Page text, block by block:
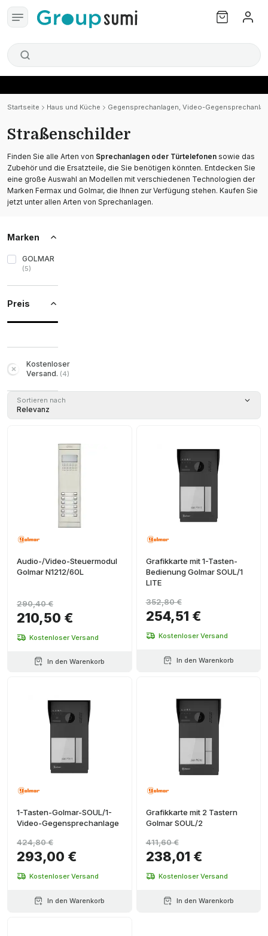
Startseite Haus und Küche Gegensprechanlagen, Video-
Straßenschilder
Finden Sie alle Arten von Sprechanlagen oder Türtelefonen sowie das
Zubehör und die Ersatzteile, die Sie benötigen könnten. Entdecken Sie
eine große Auswahl an Modellen mit verschiedenen Technologien der
Marken Fermax und Golmar, die Ihnen zur Verfügung stehen. Kaufen Sie
jetzt unter allen Arten von Sprechanlagen.
Marken
GOLMAR
(5)
Preis
Kostenloser
Versand. (4)
Sortieren nach
Relevanz
Audio-/Video-Steuermodul
Golmar N1212/60L
210,50 €
290,40 €
Kostenloser Versand
In den Warenkorb
Grafikkarte mit 1-Tasten-
Bedienung Golmar SOUL/1
LITE
254,51 €
352,80 €
Kostenloser Versand
In den Warenkorb
1-Tasten-Golmar-SOUL/1-
Video-Gegensprechanlage
293,00 €
424,80 €
Kostenloser Versand
In den Warenkorb
Grafikkarte mit 2 Tastern
Golmar SOUL/2
238,01 €
411,60 €
Kostenloser Versand
In den Warenkorb